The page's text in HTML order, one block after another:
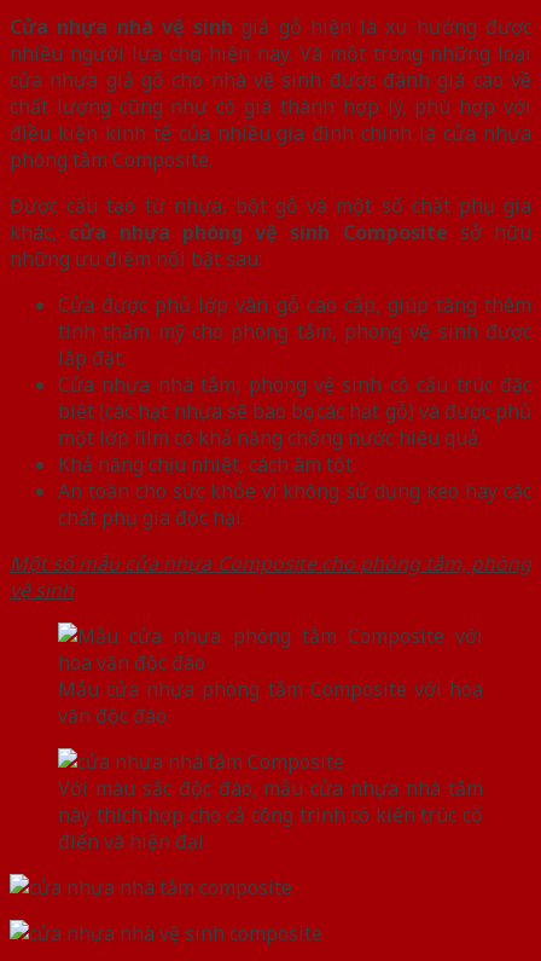
Cửa nhựa nhà vệ sinh giả gỗ hiện là xu hướng được
nhiều người lựa chọn hiện nay. Và một trong những loại
cửa nhựa giả gỗ cho nhà vệ sinh được đánh giá cao về
chất lượng cũng như có giá thành hợp lý, phù hợp với
điều kiện kinh tế của nhiều gia đình chính là cửa nhựa
phòng tắm Composite.
Được cấu tạo từ nhựa, bột gỗ và một số chất phụ gia
khác, cửa nhựa phòng vệ sinh Composite sở hữu
những ưu điểm nổi bật sau:
Cửa được phủ lớp vân gỗ cao cấp, giúp tăng thêm
tính thẩm mỹ cho phòng tắm, phòng vệ sinh được
lắp đặt.
Cửa nhựa nhà tắm, phòng vệ sinh có cấu trúc đặc
biệt (các hạt nhựa sẽ bao bọc các hạt gỗ) và được phủ
một lớp film có khả năng chống nước hiệu quả.
Khả năng chịu nhiệt, cách âm tốt.
An toàn cho sức khỏe vì không sử dụng keo hay các
chất phụ gia độc hại.
Một số mẫu cửa nhựa Composite cho phòng tắm, phòng
vệ sinh
Mẫu cửa nhựa phòng tắm Composite với hoa
văn độc đáo
Với màu sắc độc đáo, mẫu cửa nhựa nhà tắm
này thích hợp cho cả công trình có kiến trúc cổ
điển và hiện đại